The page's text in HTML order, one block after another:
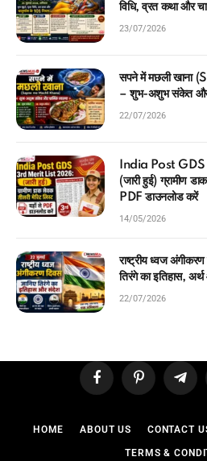
विधि, व्रत कथा और
23/07/2026
सपने में मछली
– शुभ-अशुभ संकेत और
22/07/2026
India Post
(जारी हुई) ग्रामीण
PDF डाउनलोड करें
14/05/2026
राष्ट्रीय ध्वज
तिरंगे का इतिहास,
22/07/2026
FacebookPinterest
HOME ABOUT US CONTACT
TERMS &